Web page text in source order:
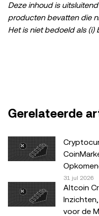
Deze inhoud is
producten bevatten die
Het is niet bedoeld als
beleggingsaanbeveling;
fiscaal advies. Het bezit
waaronder stablecoins,
mee en de waarde
zorgvuldig of het, aan de
verhandelen of te
of beleggingsadviseur
specifieke situatie. De
eventuele
bedoeld als algemene
zorg is besteed aan het
Gerelateerde
31 jul 2026
Altcoin
voor de